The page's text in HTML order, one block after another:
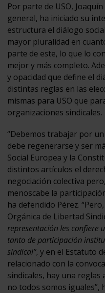
Por parte de USO,
general, ha iniciado su
estructura el diálogo
mayor pluralidad en
parte de este, lo que lo
mejor y más completo.
y opacidad que define el
distintas reglas en las
mismas para USO que
organizaciones sindicales.
“Debemos trabajar por
debe regenerarse y ser
Social Europea y la
distintos artículos el
negociación colectiva
menoscabe la
ha defendido Pérez.
Orgánica de Libertad
representación les confiere
tanto de participación
sindical”, y en el Estatuto
relacionado con la
sindicales, hay una reglas
no todos somos iguales”,